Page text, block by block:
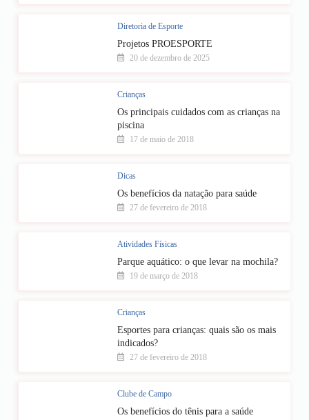
Diretoria de Esporte
Projetos PROESPORTE
20 de dezembro de 2025
Crianças
Os principais cuidados com as crianças na
piscina
17 de maio de 2018
Dicas
Os benefícios da natação para saúde
27 de fevereiro de 2018
Atividades Físicas
Parque aquático: o que levar na mochila?
19 de março de 2018
Crianças
Esportes para crianças: quais são os mais
indicados?
27 de fevereiro de 2018
Clube de Campo
Os benefícios do tênis para a saúde